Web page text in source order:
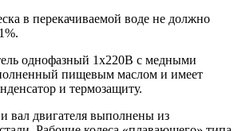
в перекачиваемой воде не должно
однофазный 1x220В с медными
пищевым маслом и имеет
и термозащиту.
вал двигателя выполнены из